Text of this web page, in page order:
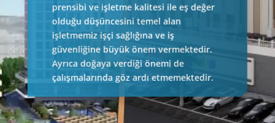
prensibi ve işletme kalitesi ile eş değer
olduğu düşüncesini temel alan
işletmemiz işçi sağlığına ve iş
güvenliğine büyük önem vermektedir.
Ayrıca doğaya verdiği önemi de
çalışmalarında göz ardı etmemektedir.